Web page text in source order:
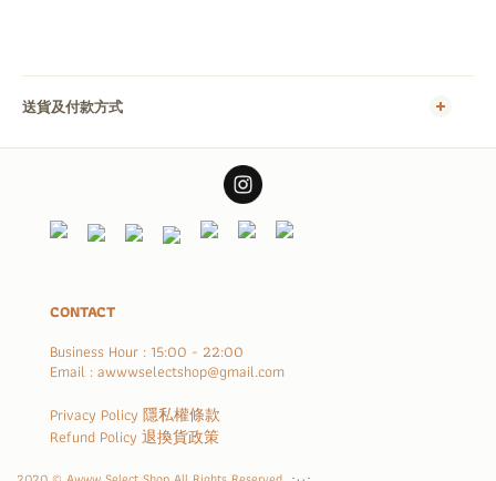
送貨及付款方式
CONTACT
Business Hour : 15:00 - 22:00
Email : awwwselectshop@gmail.com
Privacy Policy 隱私權條款
Refund Policy 退換貨政策